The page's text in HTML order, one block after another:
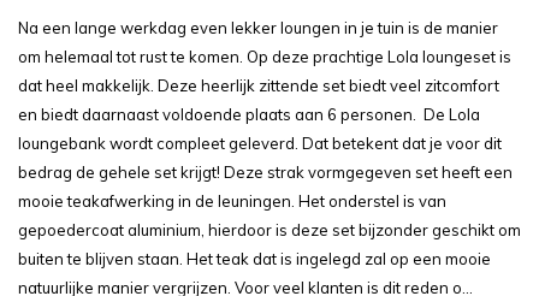
Na een lange werkdag even lekker loungen in je tuin is de manier
om helemaal tot rust te komen. Op deze prachtige Lola loungeset is
dat heel makkelijk. Deze heerlijk zittende set biedt veel zitcomfort
en biedt daarnaast voldoende plaats aan 6 personen. De Lola
loungebank wordt compleet geleverd. Dat betekent dat je voor dit
bedrag de gehele set krijgt! Deze strak vormgegeven set heeft een
mooie teakafwerking in de leuningen. Het onderstel is van
gepoedercoat aluminium, hierdoor is deze set bijzonder geschikt om
buiten te blijven staan. Het teak dat is ingelegd zal op een mooie
natuurlijke manier vergrijzen. Voor veel klanten is dit reden o...